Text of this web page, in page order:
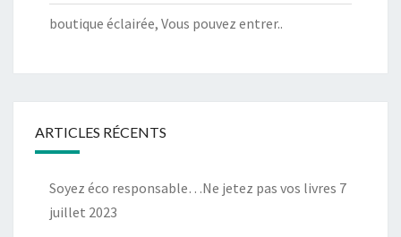
boutique éclairée, Vous pouvez entrer..
ARTICLES RÉCENTS
Soyez éco responsable…Ne jetez pas vos livres 7
juillet 2023